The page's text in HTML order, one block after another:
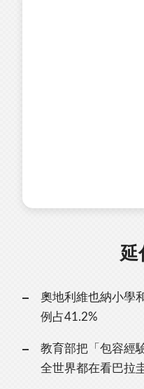
延
奧地利維也納小學
例占41.2%
教育部把「包容經
全世界都在看巴拉圭